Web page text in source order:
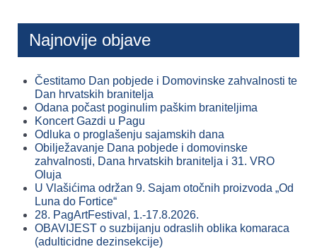
Najnovije objave
Čestitamo Dan pobjede i Domovinske zahvalnosti te
Dan hrvatskih branitelja
Odana počast poginulim paškim braniteljima
Koncert Gazdi u Pagu
Odluka o proglašenju sajamskih dana
Obilježavanje Dana pobjede i domovinske
zahvalnosti, Dana hrvatskih branitelja i 31. VRO
Oluja
U Vlašićima održan 9. Sajam otočnih proizvoda „Od
Luna do Fortice“
28. PagArtFestival, 1.-17.8.2026.
OBAVIJEST o suzbijanju odraslih oblika komaraca
(adulticidne dezinsekcije)